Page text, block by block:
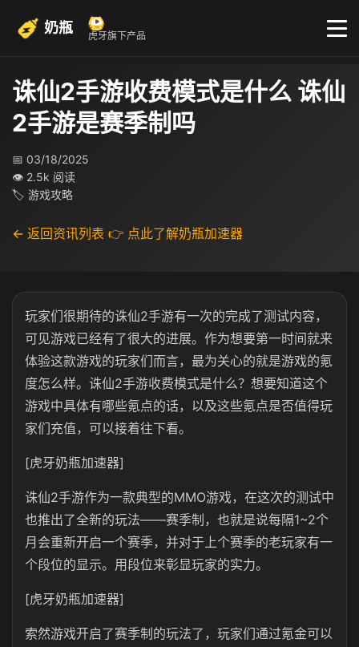
奶瓶 虎牙旗下产品
诛仙2手游收费模式是什么 诛仙
2手游是赛季制吗
📅 03/18/2025
👁 2.5k 阅读
🏷 游戏攻略
← 返回资讯列表 👉 点此了解奶瓶加速器
玩家们很期待的诛仙2手游有一次的完成了测试内容，
可见游戏已经有了很大的进展。作为想要第一时间就来
体验这款游戏的玩家们而言，最为关心的就是游戏的氪
度怎么样。诛仙2手游收费模式是什么？想要知道这个
游戏中具体有哪些氪点的话，以及这些氪点是否值得玩
家们充值，可以接着往下看。
[虎牙奶瓶加速器]
诛仙2手游作为一款典型的MMO游戏，在这次的测试中
也推出了全新的玩法——赛季制，也就是说每隔1~2个
月会重新开启一个赛季，并对于上个赛季的老玩家有一
个段位的显示。用段位来彰显玩家的实力。
[虎牙奶瓶加速器]
索然游戏开启了赛季制的玩法了，玩家们通过氪金可以